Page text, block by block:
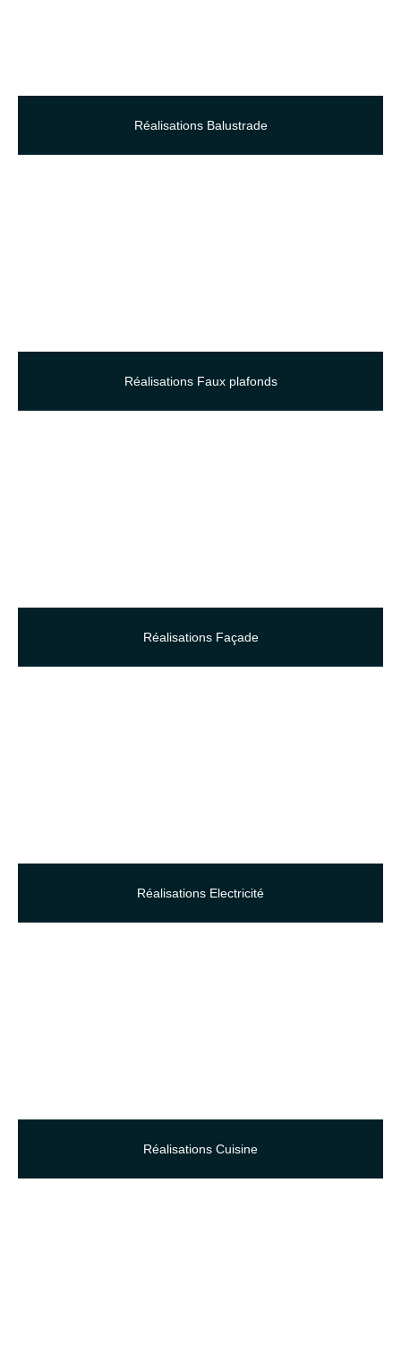
Réalisations Balustrade
Réalisations Faux plafonds
Réalisations Façade
Réalisations Electricité
Réalisations Cuisine